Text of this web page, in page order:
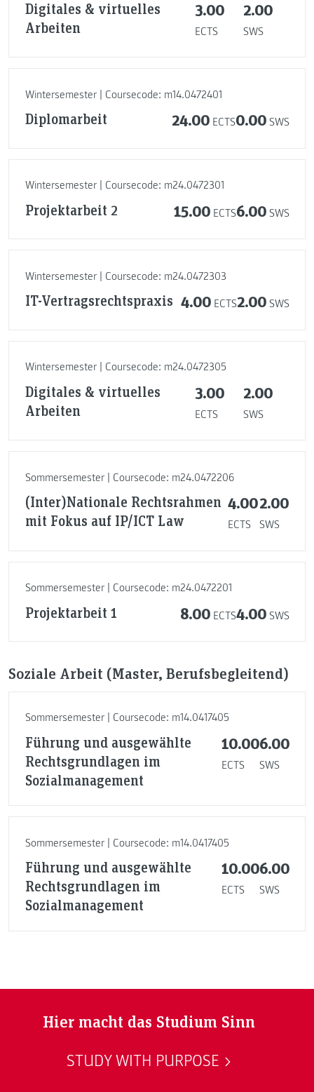
Digitales & virtuelles
Arbeiten
3.00
ECTS
2.00
SWS
Wintersemester | Coursecode: m14.0472401
Diplomarbeit 24.00 ECTS0.00 SWS
Wintersemester | Coursecode: m24.0472301
Projektarbeit 2 15.00 ECTS6.00 SWS
Wintersemester | Coursecode: m24.0472303
IT-Vertragsrechtspraxis 4.00 ECTS2.00 SWS
Wintersemester | Coursecode: m24.0472305
Digitales & virtuelles
Arbeiten
3.00
ECTS
2.00
SWS
Sommersemester | Coursecode: m24.0472206
(Inter)Nationale Rechtsrahmen
mit Fokus auf IP/ICT Law
4.00
ECTS
2.00
SWS
Sommersemester | Coursecode: m24.0472201
Projektarbeit 1 8.00 ECTS4.00 SWS
Soziale Arbeit (Master, Berufsbegleitend)
Sommersemester | Coursecode: m14.0417405
Führung und ausgewählte
Rechtsgrundlagen im
Sozialmanagement
10.00
ECTS
6.00
SWS
Sommersemester | Coursecode: m14.0417405
Führung und ausgewählte
Rechtsgrundlagen im
Sozialmanagement
10.00
ECTS
6.00
SWS
Hier macht das Studium Sinn
STUDY WITH PURPOSE